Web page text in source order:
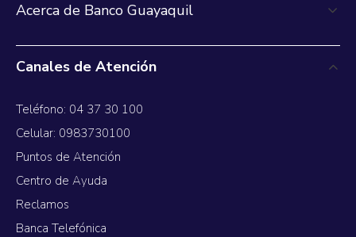
Acerca de Banco Guayaquil
Canales de Atención
Teléfono: 04 37 30 100
Celular: 0983730100
Puntos de Atención
Centro de Ayuda
Reclamos
Banca Telefónica